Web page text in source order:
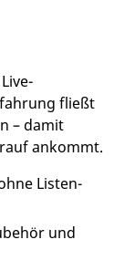
fließt
– damit
ankommt.
Listen-
und